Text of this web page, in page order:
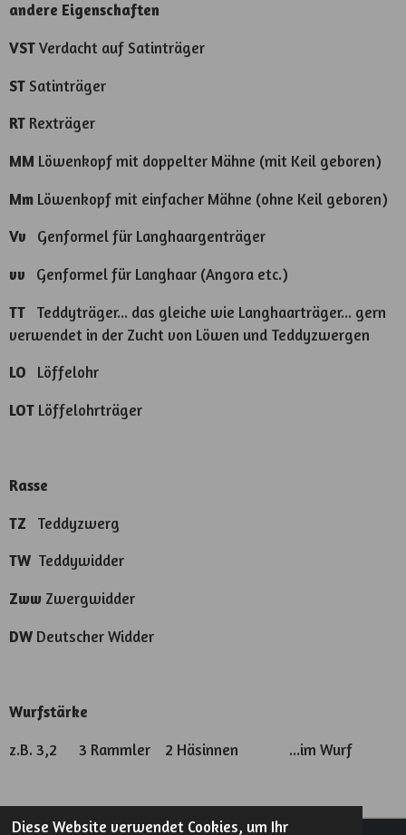
Diese Website verwendet Cookies, um Ihr
andere Eigenschaften
VST Verdacht auf Satinträger
ST Satinträger
RT Rexträger
MM Löwenkopf mit doppelter Mähne (mit Keil geboren)
Mm Löwenkopf mit einfacher Mähne (ohne Keil geboren)
Vv Genformel für Langhaargenträger
vv Genformel für Langhaar (Angora etc.)
TT Teddyträger... das gleiche wie Langhaarträger... gern
verwendet in der Zucht von Löwen und Teddyzwergen
LO Löffelohr
LOT Löffelohrträger
Rasse
TZ Teddyzwerg
TW Teddywidder
Zww Zwergwidder
DW Deutscher Widder
Wurfstärke
z.B. 3,2 3 Rammler 2 Häsinnen ...im Wurf